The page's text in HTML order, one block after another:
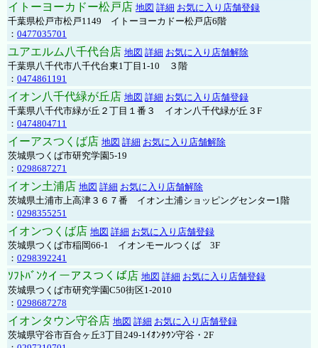
イトーヨーカドー松戸店 地図 詳細 お気に入り店舗登録
千葉県松戸市松戸1149 イトーヨーカドー松戸店6階
： 0477035701
ユアエルム八千代台店 地図 詳細 お気に入り店舗解除
千葉県八千代市八千代台東1丁目1-10 ３階
： 0474861191
イオン八千代緑が丘店 地図 詳細 お気に入り店舗登録
千葉県八千代市緑が丘２丁目１番３ イオン八千代緑が丘３F
： 0474804711
イーアスつくば店 地図 詳細 お気に入り店舗解除
茨城県つくば市研究学園5-19
： 0298687271
イオン土浦店 地図 詳細 お気に入り店舗解除
茨城県土浦市上高津３６７番 イオン土浦ショッピングセンター1階
： 0298355251
イオンつくば店 地図 詳細 お気に入り店舗登録
茨城県つくば市稲岡66-1 イオンモールつくば 3F
： 0298392241
ｿﾌﾄﾊﾞﾝｸイーアスつくば店 地図 詳細 お気に入り店舗登録
茨城県つくば市研究学園C50街区1-2010
： 0298687278
イオンタウン守谷店 地図 詳細 お気に入り店舗登録
茨城県守谷市百合ヶ丘3丁目249-1ｲｵﾝﾀｳﾝ守谷・2F